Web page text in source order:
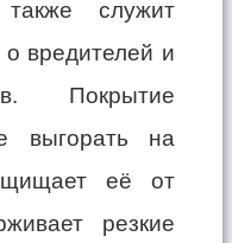
служит
вредителей и
Покрытие
выгорать на
её от
резкие